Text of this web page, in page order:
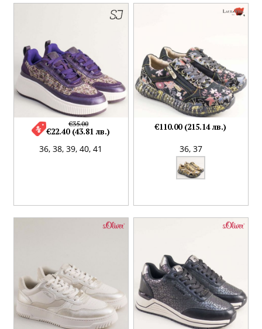
36,38,39,40,41
€35.00
€22.40 (43.81 лв.)
36, 37
€110.00 (215.14 лв.)